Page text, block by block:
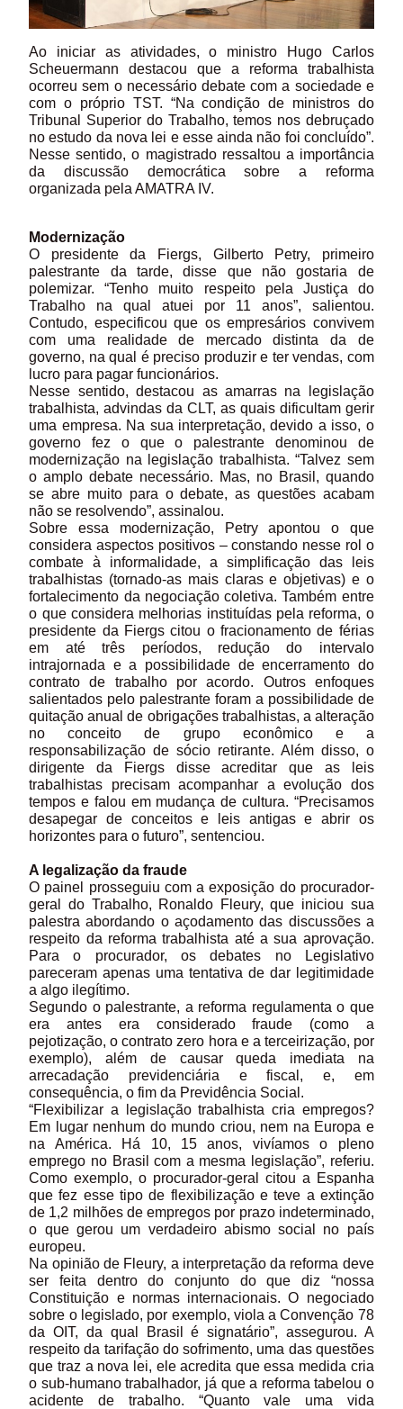
Ao iniciar as atividades, o ministro Hugo Carlos
Scheuermann destacou que a reforma trabalhista
ocorreu sem o necessário debate com a sociedade e
com o próprio TST. “Na condição de ministros do
Tribunal Superior do Trabalho, temos nos debruçado
no estudo da nova lei e esse ainda não foi concluído”.
Nesse sentido, o magistrado ressaltou a importância
da discussão democrática sobre a reforma
organizada pela AMATRA IV.
Modernização
O presidente da Fiergs, Gilberto Petry, primeiro
palestrante da tarde, disse que não gostaria de
polemizar. “Tenho muito respeito pela Justiça do
Trabalho na qual atuei por 11 anos”, salientou.
Contudo, especificou que os empresários convivem
com uma realidade de mercado distinta da de
governo, na qual é preciso produzir e ter vendas, com
lucro para pagar funcionários.
Nesse sentido, destacou as amarras na legislação
trabalhista, advindas da CLT, as quais dificultam gerir
uma empresa. Na sua interpretação, devido a isso, o
governo fez o que o palestrante denominou de
modernização na legislação trabalhista. “Talvez sem
o amplo debate necessário. Mas, no Brasil, quando
se abre muito para o debate, as questões acabam
não se resolvendo”, assinalou.
Sobre essa modernização, Petry apontou o que
considera aspectos positivos – constando nesse rol o
combate à informalidade, a simplificação das leis
trabalhistas (tornado-as mais claras e objetivas) e o
fortalecimento da negociação coletiva. Também entre
o que considera melhorias instituídas pela reforma, o
presidente da Fiergs citou o fracionamento de férias
em até três períodos, redução do intervalo
intrajornada e a possibilidade de encerramento do
contrato de trabalho por acordo. Outros enfoques
salientados pelo palestrante foram a possibilidade de
quitação anual de obrigações trabalhistas, a alteração
no conceito de grupo econômico e a
responsabilização de sócio retirante. Além disso, o
dirigente da Fiergs disse acreditar que as leis
trabalhistas precisam acompanhar a evolução dos
tempos e falou em mudança de cultura. “Precisamos
desapegar de conceitos e leis antigas e abrir os
horizontes para o futuro”, sentenciou.
A legalização da fraude
O painel prosseguiu com a exposição do procurador-
geral do Trabalho, Ronaldo Fleury, que iniciou sua
palestra abordando o açodamento das discussões a
respeito da reforma trabalhista até a sua aprovação.
Para o procurador, os debates no Legislativo
pareceram apenas uma tentativa de dar legitimidade
a algo ilegítimo.
Segundo o palestrante, a reforma regulamenta o que
era antes era considerado fraude (como a
pejotização, o contrato zero hora e a terceirização, por
exemplo), além de causar queda imediata na
arrecadação previdenciária e fiscal, e, em
consequência, o fim da Previdência Social.
“Flexibilizar a legislação trabalhista cria empregos?
Em lugar nenhum do mundo criou, nem na Europa e
na América. Há 10, 15 anos, vivíamos o pleno
emprego no Brasil com a mesma legislação”, referiu.
Como exemplo, o procurador-geral citou a Espanha
que fez esse tipo de flexibilização e teve a extinção
de 1,2 milhões de empregos por prazo indeterminado,
o que gerou um verdadeiro abismo social no país
europeu.
Na opinião de Fleury, a interpretação da reforma deve
ser feita dentro do conjunto do que diz “nossa
Constituição e normas internacionais. O negociado
sobre o legislado, por exemplo, viola a Convenção 78
da OIT, da qual Brasil é signatário”, assegurou. A
respeito da tarifação do sofrimento, uma das questões
que traz a nova lei, ele acredita que essa medida cria
o sub-humano trabalhador, já que a reforma tabelou o
acidente de trabalho. “Quanto vale uma vida